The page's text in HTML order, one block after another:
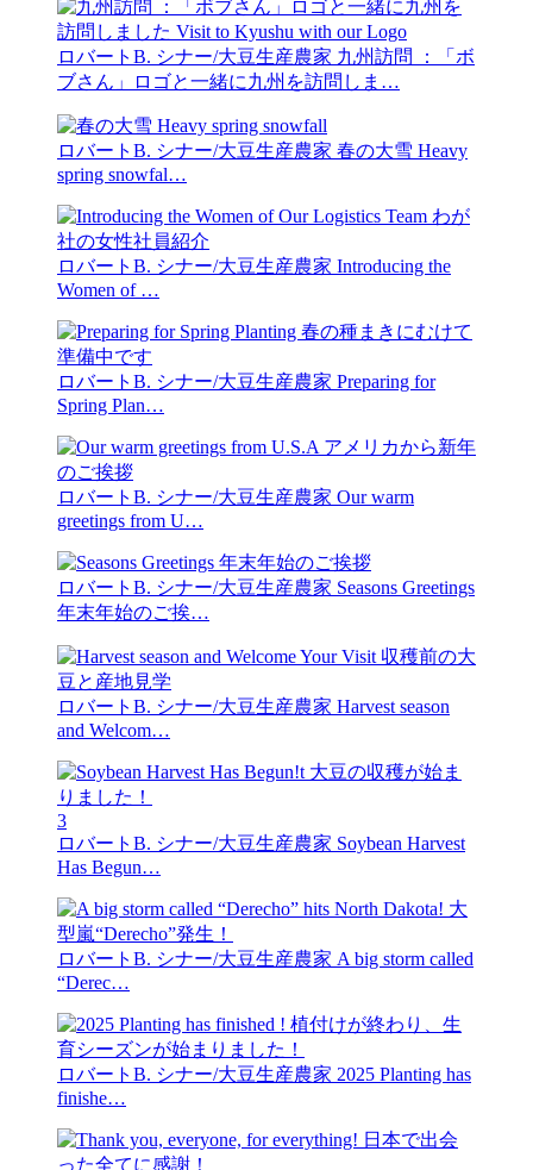
ロバートB. シナー/大豆生産農家 九州訪問 ：「ボ
ブさん」ロゴと一緒に九州を訪問しま…
ロバートB. シナー/大豆生産農家 春の大雪 Heavy
spring snowfal…
ロバートB. シナー/大豆生産農家 Introducing the
Women of …
ロバートB. シナー/大豆生産農家 Preparing for
Spring Plan…
ロバートB. シナー/大豆生産農家 Our warm
greetings from U…
ロバートB. シナー/大豆生産農家 Seasons Greetings
年末年始のご挨…
ロバートB. シナー/大豆生産農家 Harvest season
and Welcom…
3
ロバートB. シナー/大豆生産農家 Soybean Harvest
Has Begun…
ロバートB. シナー/大豆生産農家 A big storm called
“Derec…
ロバートB. シナー/大豆生産農家 2025 Planting has
finishe…